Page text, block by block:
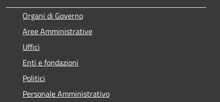
Organi di Governo
Aree Amministrative
Uffici
Enti e fondazioni
Politici
Personale Amministrativo